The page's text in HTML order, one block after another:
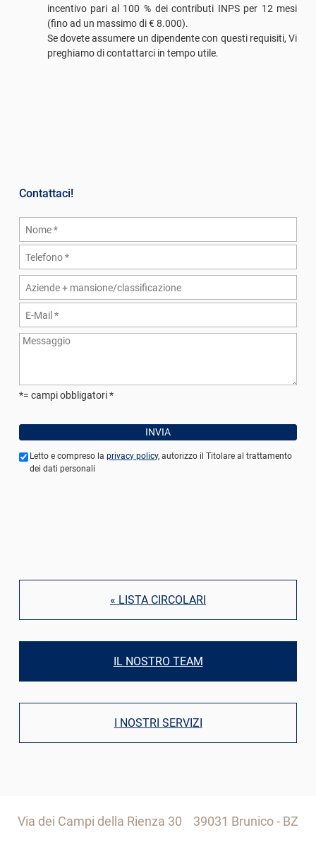
incentivo pari al 100 % dei contributi INPS per 12 mesi
(fino ad un massimo di € 8.000).
Se dovete assumere un dipendente con questi requisiti, Vi
preghiamo di contattarci in tempo utile.
Contattaci!
*= campi obbligatori
Letto e compreso laprivacy policy, autorizzo il Titolare al trattamento
dei dati personali
« LISTA CIRCOLARI
IL NOSTRO TEAM
I NOSTRI SERVIZI
Via dei Campi della Rienza 30 39031 Brunico - BZ